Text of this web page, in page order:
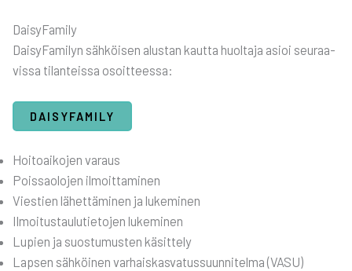
Dai­sy­Fa­mi­ly
Dai­sy­Fa­mi­lyn säh­köi­sen alus­tan kaut­ta huol­ta­ja asioi seu­raa­
vis­sa tilan­teis­sa osoit­tees­sa:
DAI­SY­FA­MI­LY
Hoi­toai­ko­jen varaus
Pois­sao­lo­jen ilmoit­ta­mi­nen
Vies­tien lähet­tä­mi­nen ja luke­mi­nen
Ilmoi­tus­tau­lu­tie­to­jen luke­mi­nen
Lupien ja suos­tu­mus­ten käsit­te­ly
Lap­sen säh­köi­nen var­hais­kas­va­tus­suun­ni­tel­ma (VASU)